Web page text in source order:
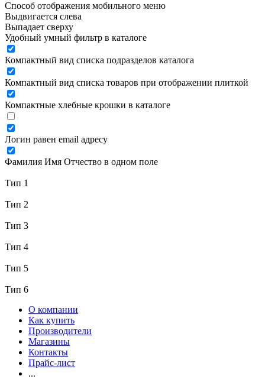
Способ отображения мобильного меню
Выдвигается слева
Выпадает сверху
Удобный умный фильтр в каталоге
Компактный вид списка подразделов каталога
Компактный вид списка товаров при отображении плиткой
Компактные хлебные крошки в каталоге
Логин равен email адресу
Фамилия Имя Отчество в одном поле
Тип 1
Тип 2
Тип 3
Тип 4
Тип 5
Тип 6
О компании
Как купить
Производители
Магазины
Контакты
Прайс-лист
...